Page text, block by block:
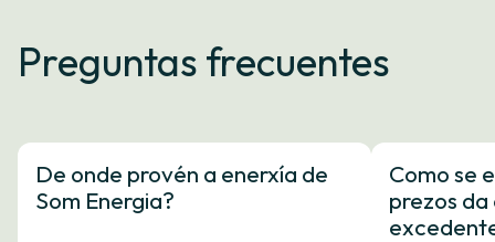
Preguntas frecuentes
De onde provén a enerxía de
Som Energia?
Como se
prezos da